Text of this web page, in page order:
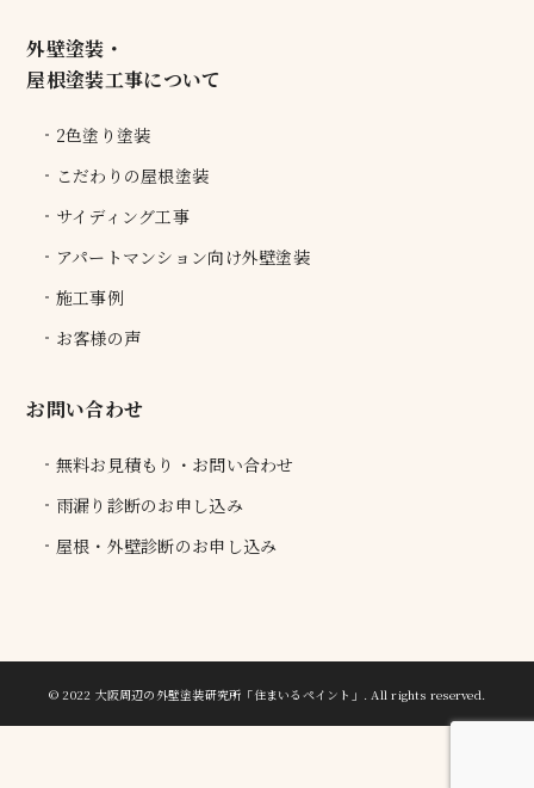
外壁塗装・
屋根塗装工事について
2色塗り塗装
こだわりの屋根塗装
サイディング工事
アパートマンション向け外壁塗装
施工事例
お客様の声
お問い合わせ
無料お見積もり・お問い合わせ
雨漏り診断のお申し込み
屋根・外壁診断のお申し込み
© 2022 大阪周辺の外壁塗装研究所「住まいるペイント」. All rights reserved.